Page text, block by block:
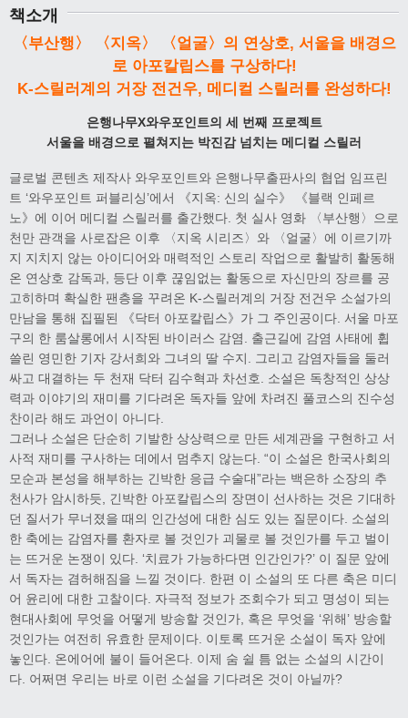
책소개
〈부산행〉 〈지옥〉 〈얼굴〉의 연상호, 서울을 배경으
로 아포칼립스를 구상하다!
K-스릴러계의 거장 전건우, 메디컬 스릴러를 완성하다!
은행나무X와우포인트의 세 번째 프로젝트
서울을 배경으로 펼쳐지는 박진감 넘치는 메디컬 스릴러
글로벌 콘텐츠 제작사 와우포인트와 은행나무출판사의 협업 임프린
트 ‘와우포인트 퍼블리싱’에서 《지옥: 신의 실수》 《블랙 인페르
노》에 이어 메디컬 스릴러를 출간했다. 첫 실사 영화 〈부산행〉으로
천만 관객을 사로잡은 이후 〈지옥 시리즈〉와 〈얼굴〉에 이르기까
지 지치지 않는 아이디어와 매력적인 스토리 작업으로 활발히 활동해
온 연상호 감독과, 등단 이후 끊임없는 활동으로 자신만의 장르를 공
고히하며 확실한 팬층을 꾸려온 K-스릴러계의 거장 전건우 소설가의
만남을 통해 집필된 《닥터 아포칼립스》가 그 주인공이다. 서울 마포
구의 한 룸살롱에서 시작된 바이러스 감염. 출근길에 감염 사태에 휩
쓸린 영민한 기자 강서희와 그녀의 딸 수지. 그리고 감염자들을 둘러
싸고 대결하는 두 천재 닥터 김수혁과 차선호. 소설은 독창적인 상상
력과 이야기의 재미를 기다려온 독자들 앞에 차려진 풀코스의 진수성
찬이라 해도 과언이 아니다.
그러나 소설은 단순히 기발한 상상력으로 만든 세계관을 구현하고 서
사적 재미를 구사하는 데에서 멈추지 않는다. “이 소설은 한국사회의
모순과 본성을 해부하는 긴박한 응급 수술대”라는 백은하 소장의 추
천사가 암시하듯, 긴박한 아포칼립스의 장면이 선사하는 것은 기대하
던 질서가 무너졌을 때의 인간성에 대한 심도 있는 질문이다. 소설의
한 축에는 감염자를 환자로 볼 것인가 괴물로 볼 것인가를 두고 벌이
는 뜨거운 논쟁이 있다. ‘치료가 가능하다면 인간인가?’ 이 질문 앞에
서 독자는 겸허해짐을 느낄 것이다. 한편 이 소설의 또 다른 축은 미디
어 윤리에 대한 고찰이다. 자극적 정보가 조회수가 되고 명성이 되는
현대사회에 무엇을 어떻게 방송할 것인가, 혹은 무엇을 ‘위해’ 방송할
것인가는 여전히 유효한 문제이다. 이토록 뜨거운 소설이 독자 앞에
놓인다. 온에어에 불이 들어온다. 이제 숨 쉴 틈 없는 소설의 시간이
다. 어쩌면 우리는 바로 이런 소설을 기다려온 것이 아닐까?